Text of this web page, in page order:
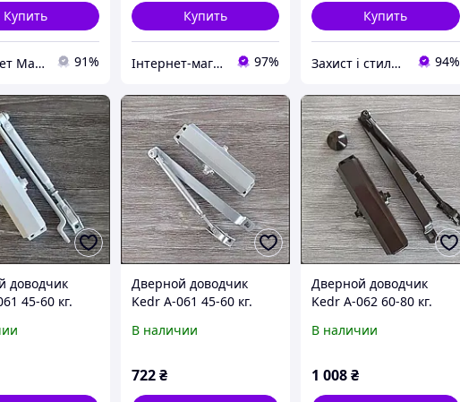
Купить
Интернет Магазин "StepShop" 91%
Купить
Інтернет-магазин enJoy 97%
Купить
Захист і стиль — в одному магазині 94%
доводчик
45-60 кг.
Дверной доводчик
Kedr A-061 45-60 кг.
В наличии
722₴
Дверной доводчик
Kedr A-062 60-80 кг.
В наличии
1 008₴